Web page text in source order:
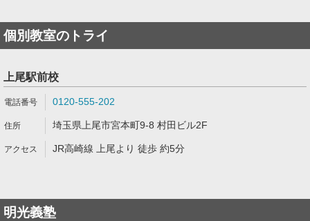
個別教室のトライ
上尾駅前校
0120-555-202
埼玉県上尾市宮本町9-8 村田ビル2F
JR高崎線 上尾より 徒歩 約5分
明光義塾